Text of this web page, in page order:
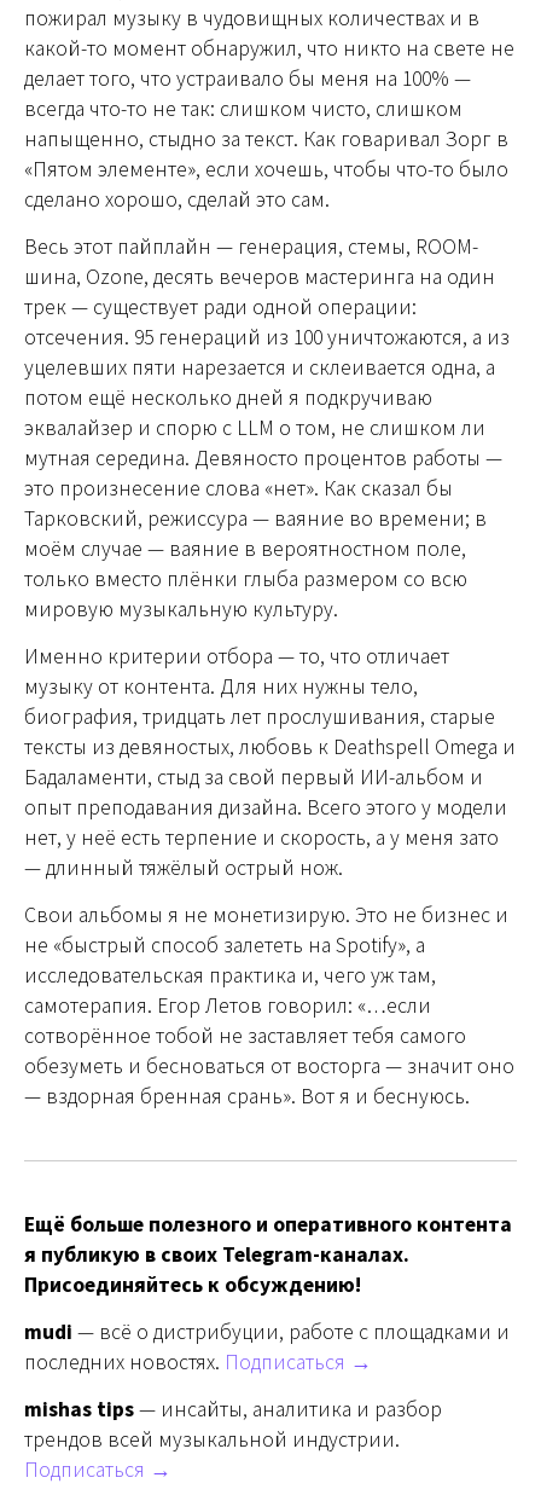
пожирал музыку в чудовищных количествах и в
какой-то момент обнаружил, что никто на свете не
делает того, что устраивало бы меня на 100% —
всегда что-то не так: слишком чисто, слишком
напыщенно, стыдно за текст. Как говаривал Зорг в
«Пятом элементе», если хочешь, чтобы что-то было
сделано хорошо, сделай это сам.
Весь этот пайплайн — генерация, стемы, ROOM-
шина, Ozone, десять вечеров мастеринга на один
трек — существует ради одной операции:
отсечения. 95 генераций из 100 уничтожаются, а из
уцелевших пяти нарезается и склеивается одна, а
потом ещё несколько дней я подкручиваю
эквалайзер и спорю с LLM о том, не слишком ли
мутная середина. Девяносто процентов работы —
это произнесение слова «нет». Как сказал бы
Тарковский, режиссура — ваяние во времени; в
моём случае — ваяние в вероятностном поле,
только вместо плёнки глыба размером со всю
мировую музыкальную культуру.
Именно критерии отбора — то, что отличает
музыку от контента. Для них нужны тело,
биография, тридцать лет прослушивания, старые
тексты из девяностых, любовь к Deathspell Omega и
Бадаламенти, стыд за свой первый ИИ-альбом и
опыт преподавания дизайна. Всего этого у модели
нет, у неё есть терпение и скорость, а у меня зато
— длинный тяжёлый острый нож.
Свои альбомы я не монетизирую. Это не бизнес и
не «быстрый способ залететь на Spotify», а
исследовательская практика и, чего уж там,
самотерапия. Егор Летов говорил: «…если
сотворённое тобой не заставляет тебя самого
обезуметь и бесноваться от восторга — значит оно
— вздорная бренная срань». Вот я и беснуюсь.
Ещё больше полезного и оперативного контента
я публикую в своих Telegram-каналах.
Присоединяйтесь к обсуждению!
mudi — всё о дистрибуции, работе с площадками и
последних новостях. Подписаться →
mishas tips— инсайты, аналитика и разбор
трендов всей музыкальной индустрии.
Подписаться →